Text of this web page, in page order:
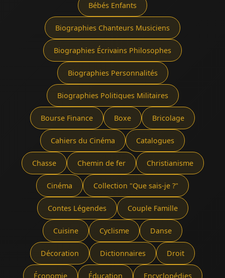
Bébés Enfants
Biographies Chanteurs Musiciens
Biographies Écrivains Philosophes
Biographies Personnalités
Biographies Politiques Militaires
Bourse Finance Boxe Bricolage
Cahiers du Cinéma Catalogues
Chasse Chemin de fer Christianisme
Cinéma Collection "Que sais-je ?"
Contes Légendes Couple Famille
Cuisine Cyclisme Danse
Décoration Dictionnaires Droit
Économie Éducation Encyclopédies